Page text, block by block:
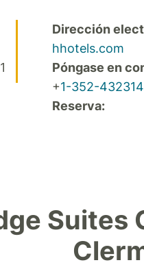
Dirección
hhotels.com
Póngase en
+1-352-
Reserva:
Suites